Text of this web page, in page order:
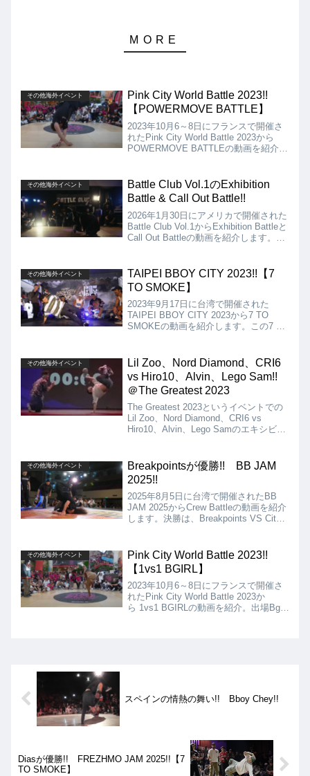
その他海外イベント
Pink City World Battle 2023!!
【POWERMOVE BATTLE】
2023年10月6～8日にフランスで開催さ
れたPink City World Battle 2023から
POWERMOVE BATTLEの動画を紹介。
本）、 Bart （ブラジル）の4名で総当た
りのバトルです。
その他海外イベント
Battle Club Vol.1のExhibition
Battle & Call Out Battle!!
2026年1月30日にアメリカで開催された
Battle Club Vol.1からExhibition Battleと
Call Out Battleの動画を紹介します。
Emma、Call Out Battleは、Gravity Vs
Tsukki!!
その他海外イベント
TAIPEI BBOY CITY 2023!!【7
TO SMOKE】
2023年9月17日に台湾で開催された
TAIPEI BBOY CITY 2023から7 TO
SMOKEの動画を紹介します。この7 TO
定の7 TO SMOKEだったのではないか
と思います。
その他海外イベント
Lil Zoo、Nord Diamond、CRI6
vs Hiro10、Alvin、Lego Sam!!
＠The Greatest 2023
The Greatest 2023というイベントでの
Lil Zoo、Nord Diamond、CRI6 vs
Hiro10、Alvin、Lego Samのエキシビジ
ません!!
その他海外イベント
Breakpointsが優勝!! BB JAM
2025!!
2025年8月5日に台湾で開催されたBB
JAM 2025からCrew Battleの動画を紹介
します。決勝は、Breakpoints VS City4
その他海外イベント
Pink City World Battle 2023!!
【1vs1 BGIRL】
2023年10月6～8日にフランスで開催さ
れたPink City World Battle 2023か
ら 1vs1 BGIRLの動画を紹介。出場Bgirl
スペインの情熱の舞い!! Bboy Chey!!
Diasが優勝!! FREZHMO JAM 2025!!【7
TO SMOKE】